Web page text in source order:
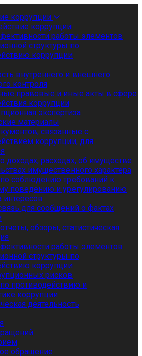
коррупции
коррупции
работы элементов
структуры по
коррупции
внутреннего и внешнего
контроля
правовые и иные акты в сфере
коррупции
экспертиза
материалы
связанные с
коррупции, для
доходах, расходах, об имуществе
имущественного характера
соблюдению требований к
поведению и урегулированию
интересов
для сообщений о фактах
обзоры, статистическая
работы элементов
структуры по
коррупции
рисков
противодействию и
коррупции
деятельность
обращение